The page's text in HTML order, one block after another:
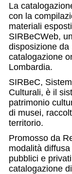
La
con la
materiali
SIRBeCWeb,
disposizione
catalogazione
Lombardia.
SIRBeC,
Culturali, è il
patrimonio
di musei,
territorio.
Promosso da
modalità
pubblici e
catalogazione